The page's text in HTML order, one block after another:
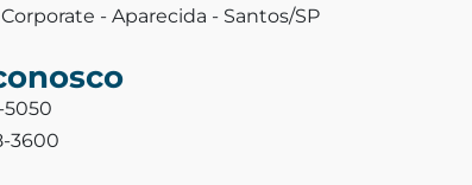
- Aparecida - Santos/SP
5050
3600